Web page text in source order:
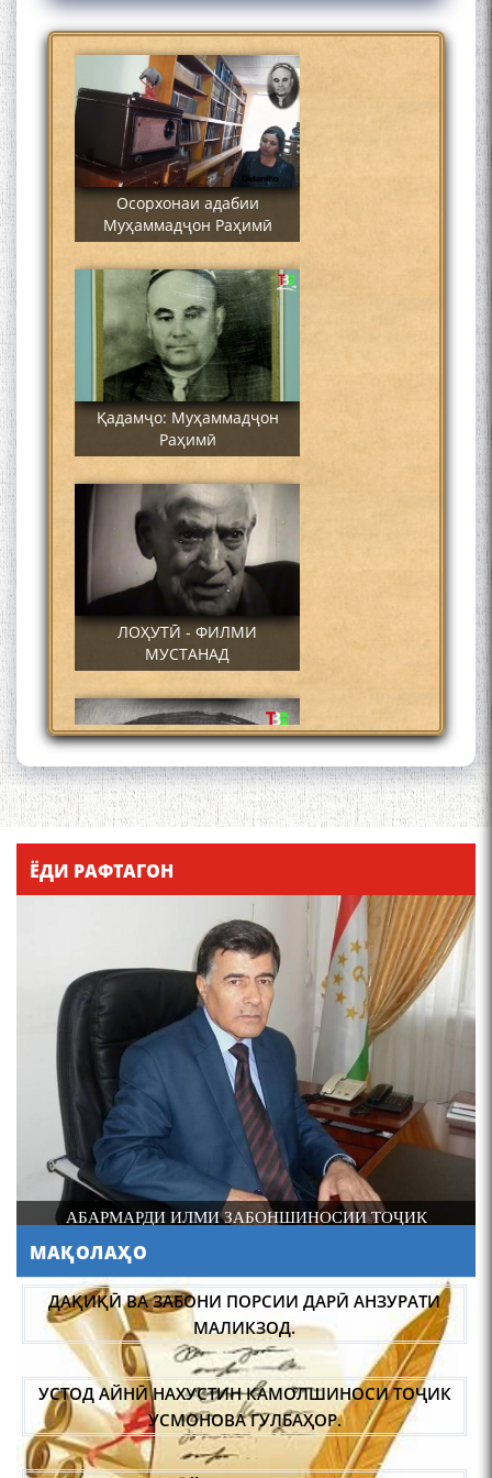
Муҳаммадҷон Раҳимӣ
Осорхонаи адабии
Муҳаммадҷон Раҳимӣ
Қадамҷо: Муҳаммадҷон
Раҳимӣ
ЛОҲУТӢ - ФИЛМИ
МУСТАНАД
Қадамҷо - Лоҳутӣ
4-уми декабр- зодрӯзи
шоири абадзинда Абулқосим
Лоҳутӣ
АБУЛҚОСИМ ЛОҲУТӢ /
ABULQOSIM LOHUTY/
ЁДИ РАФТАГОН
ДОНИШМАНДИ ҲУНАРМАНД ВА ҲУНАРМАНДИ
МАҚОЛАҲО
УСТОД АЙНӢ НАХУСТИН КАМОЛШИНОСИ ТОҶИК
УСМОНОВА ГУЛБАҲОР.
ТАҲҚИҚИ ГӮЙИШҲОИ ЗАБОНИ ДАРИИ
АФҒОНИСТОН